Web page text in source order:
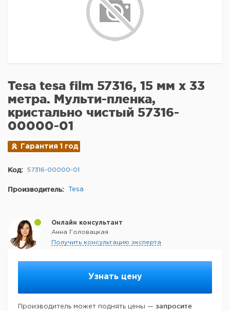
Узнать цену
Производитель может поднять цены — запросите
Tesa tesa film 57316, 15 мм x 33
метра. Мульти-пленка,
кристально чистый 57316-
00000-01
Гарантия 1 год
Код: 57316-00000-01
Производитель: Tesa
Онлайн консультант
Анна Головацкая
Получить консультацию эксперта